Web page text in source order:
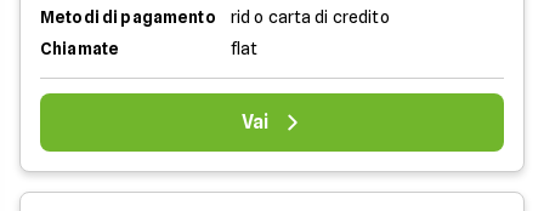
Metodi di pagamento
rid o carta di credito
Chiamate
flat
Vai